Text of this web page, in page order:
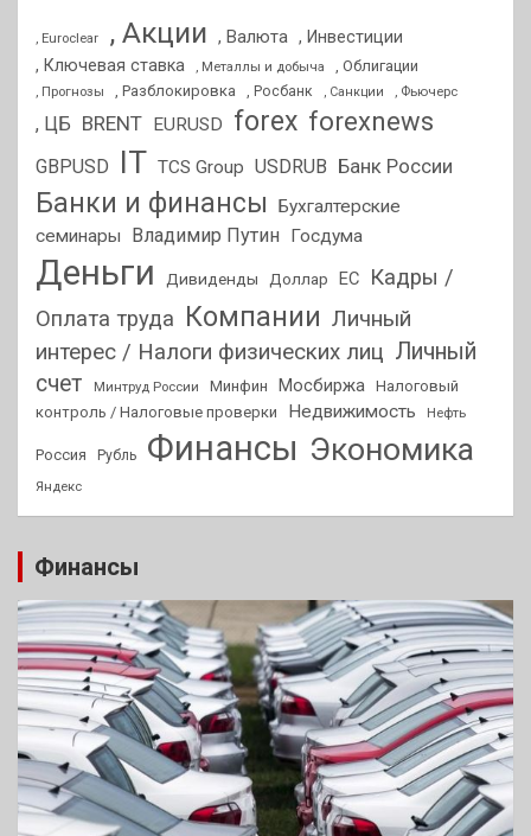
, Euroclear , Акции , Валюта , Инвестиции
, Ключевая ставка
, Металлы и добыча , Облигации
, Прогнозы , Разблокировка , Росбанк , Санкции , Фьючерс
, ЦБ BRENT EURUSD forex forexnews
GBPUSD IT TCS Group USDRUB Банк России
Банки и финансы
Бухгалтерские
семинары
Владимир Путин Госдума
Деньги Дивиденды Доллар ЕС
Кадры /
Оплата труда Компании Личный
интерес / Налоги физических лиц Личный
счет
Минтруд России Минфин Мосбиржа Налоговый
контроль / Налоговые проверки
Недвижимость Нефть
Россия Рубль Финансы Экономика
Яндекс
Финансы